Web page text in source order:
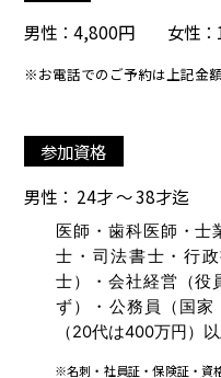
男性：4,800円 女性：
※お電話でのご予約は上記金
参加資格
男性： 24才 ～ 38才迄
医師・歯科医師・士
士・司法書士・行
士）・会社経営（役
ず）・公務員（国家
（20代は400万円）
※名刺・社員証・保険証・資